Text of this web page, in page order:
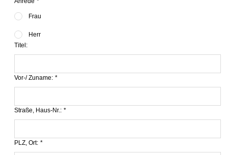
Frau
Herr
Titel:
Vor-/ Zuname: *
Straße, Haus-Nr.: *
PLZ, Ort: *